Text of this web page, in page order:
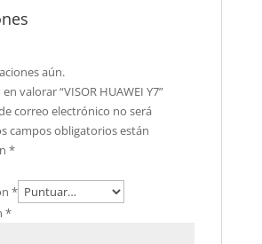
aún.
valorar “VISOR HUAWEI Y7”
correo electrónico no será
campos obligatorios están
*
*
*